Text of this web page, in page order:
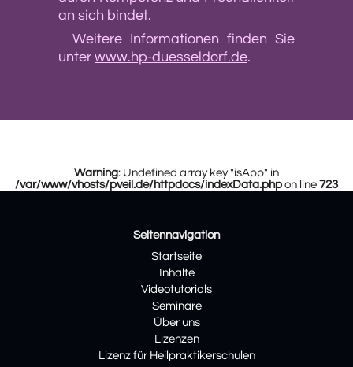
an sich bindet.
Weitere Informationen finden Sie
unter www.hp-duesseldorf.de.
Warning: Undefined array key "isApp" in
/var/www/vhosts/pveil.de/httpdocs/indexData.php on line 723
Seitennavigation
Startseite
Inhalte
Videotutorials
Seminare
Über uns
Lizenzen
Lizenz für Heilpraktikerschulen